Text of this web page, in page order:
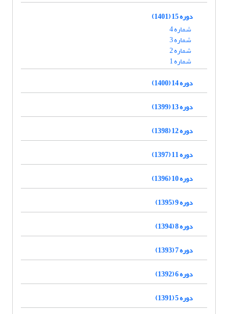
دوره 15 (1401)
شماره 4
شماره 3
شماره 2
شماره 1
دوره 14 (1400)
دوره 13 (1399)
دوره 12 (1398)
دوره 11 (1397)
دوره 10 (1396)
دوره 9 (1395)
دوره 8 (1394)
دوره 7 (1393)
دوره 6 (1392)
دوره 5 (1391)